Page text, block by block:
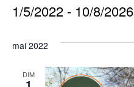
1/5/2022 - 10/8/2026
une
mai 2022
DIM